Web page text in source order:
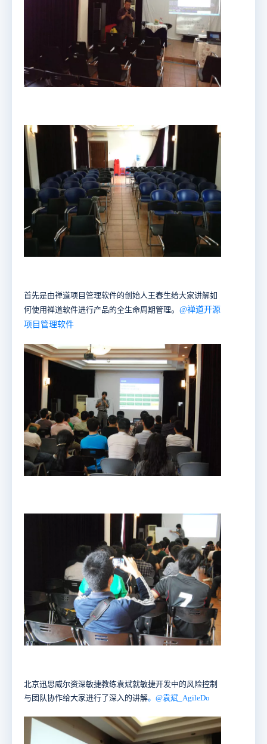
首先是由禅道项目管理软件的创始人王春生给大家讲解如
何使用禅道软件进行产品的全生命周期管理。 @禅道开源
项目管理软件
北京迅思威尔资深敏捷教练袁斌就敏捷开发中的风险控制
与团队协作给大家进行了深入的讲解。@袁斌_AgileDo